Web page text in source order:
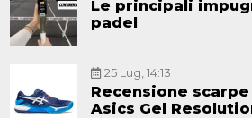
Le principali
padel
25 Lug, 14:13
Recensione
Asics Gel